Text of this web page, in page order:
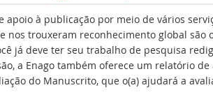
apoio à publicação por meio de vários
nos trouxeram reconhecimento global são
já deve ter seu trabalho de pesquisa
a Enago também oferece um relatório
do Manuscrito, que o(a) ajudará a